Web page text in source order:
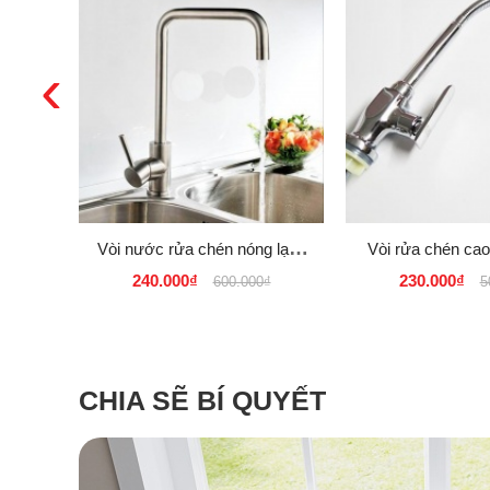
Vòi nước rửa chén nóng lạnh
tăng áp inox SUS 304 EL-T012
240.000₫ 600.000₫
Vòi rửa chén
hãng - Thiết bị vệ
230.000₫
‹
CHIA SẼ BÍ QUYẾT